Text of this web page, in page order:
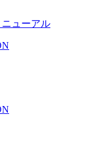
ューアル